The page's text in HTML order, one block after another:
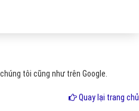
tiểu thuyết ngôn tình.
tôi cũng như trên Google.
Quay lại trang chủ